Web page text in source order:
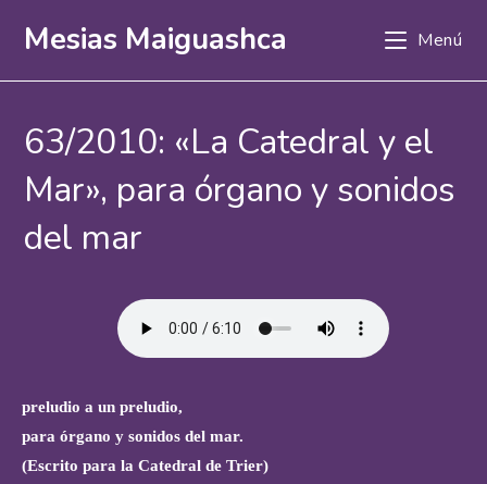
Mesias Maiguashca Menú
63/2010: «La Catedral y el
Mar», para órgano y sonidos
del mar
preludio a un preludio,
para órgano y sonidos del mar.
(Escrito para la Catedral de Trier)